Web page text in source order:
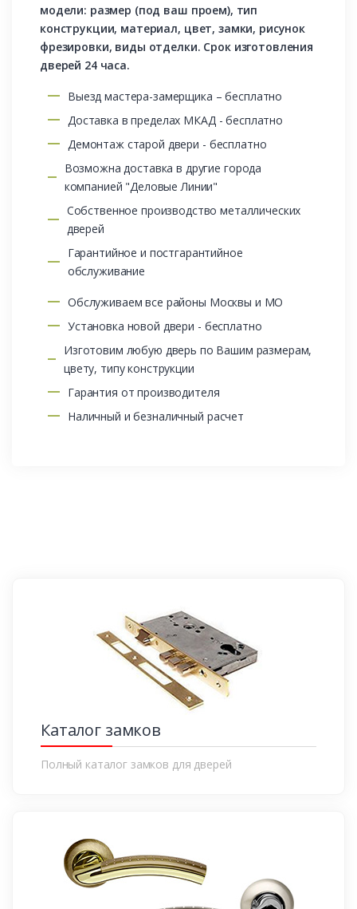
модели: размер (под ваш проем), тип
конструкции, материал, цвет, замки, рисунок
фрезировки, виды отделки. Срок изготовления
дверей 24 часа.
Выезд мастера-замерщика – бесплатно
Доставка в пределах МКАД - бесплатно
Демонтаж старой двери - бесплатно
Возможна доставка в другие города
компанией "Деловые Линии"
Собственное производство металлических
дверей
Гарантийное и постгарантийное
обслуживание
Обслуживаем все районы Москвы и МО
Установка новой двери - бесплатно
Изготовим любую дверь по Вашим размерам,
цвету, типу конструкции
Гарантия от производителя
Наличный и безналичный расчет
Каталог замков
Полный каталог замков для дверей